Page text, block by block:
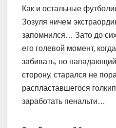
Как и остальные
Зозуля ничем
запомнился… Зато до
его голевой момент,
забивать, но
сторону, старался не
распластавшегося
заработать пенальти…